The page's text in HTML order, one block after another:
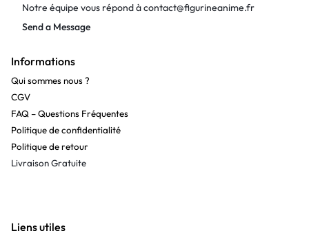
Notre équipe vous répond àcontact@figurineanime.fr
Send a Message
Informations
Qui sommes nous ?
CGV
FAQ – Questions Fréquentes
Politique de confidentialité
Politique de retour
Livraison Gratuite
Liens utiles